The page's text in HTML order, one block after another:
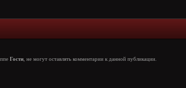
Гости , не могут оставлять комментарии к данной публикации.